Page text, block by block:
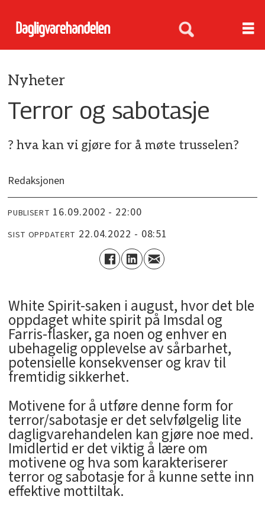
Nyheter
Terror og sabotasje
? hva kan vi gjøre for å møte trusselen?
Redaksjonen
PUBLISERT 16.09.2002 - 22:00
SIST OPPDATERT 22.04.2022 - 08:51
White Spirit-saken i august, hvor det ble
oppdaget white spirit på Imsdal og
Farris-flasker, ga noen og enhver en
ubehagelig opplevelse av sårbarhet,
potensielle konsekvenser og krav til
fremtidig sikkerhet.
Motivene for å utføre denne form for
terror/sabotasje er det selvfølgelig lite
dagligvarehandelen kan gjøre noe med.
Imidlertid er det viktig å lære om
motivene og hva som karakteriserer
terror og sabotasje for å kunne sette inn
effektive mottiltak.